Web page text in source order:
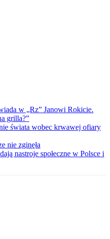
w „Rz” Janowi Rokicie.
grilla?”
świata wobec krwawej ofiary
nie zginęła
nastroje społeczne w Polsce i